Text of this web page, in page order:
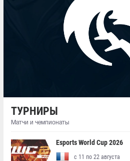
ТУРНИРЫ
Матчи и чемпионаты
Esports World Cup 2026
с 11 по 22 августа